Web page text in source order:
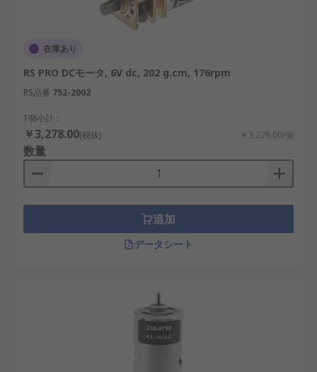
ている場合もありますが、用途や性能には大きな違
サーボモーターは位置制御や速度制御、トルク制御
ダなど）を備えています。これにより、国内のAI搭
載ロボットや高精度な搬送システムなど、繊細な動
きが求められる場面で使用されます。
一方、DCモーターはよりシンプルな構造で、フィー
ドバックなしでも容易に駆動できる点が特徴です。
駆動や簡易搬送機構などで広く使われています。
DCモーターの種類
様に応じた選択が可能です。
ブラシ付きDCモーター：構造がシンプルでコ
在庫あり
RS PRO DCモータ, 6V dc, 202 g.cm, 176rpm
RS品番 752-2002
1個小計：
￥3,278.00(税抜) ￥3,278.00/個
数量
追加
データシート